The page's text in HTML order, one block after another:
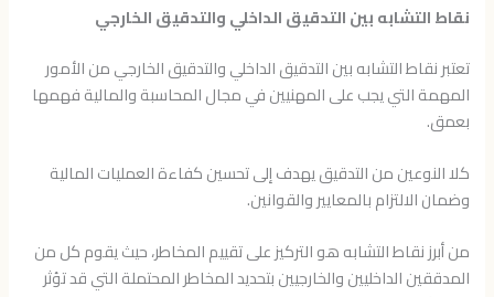
نقاط التشابه بين التدقيق الداخلي والتدقيق الخارجي
تعتبر نقاط التشابه بين التدقيق الداخلي والتدقيق الخارجي من الأمور
المهمة التي يجب على المهنيين في مجال المحاسبة والمالية فهمها
بعمق.
كلا النوعين من التدقيق يهدف إلى تحسين كفاءة العمليات المالية
وضمان الالتزام بالمعايير والقوانين.
من أبرز نقاط التشابه هو التركيز على تقييم المخاطر، حيث يقوم كل من
المدققين الداخليين والخارجيين بتحديد المخاطر المحتملة التي قد تؤثر